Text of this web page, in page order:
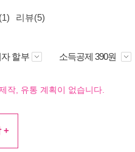
리뷰(5)
할부 소득공제 390원
작, 유통 계획이 없습니다.
+